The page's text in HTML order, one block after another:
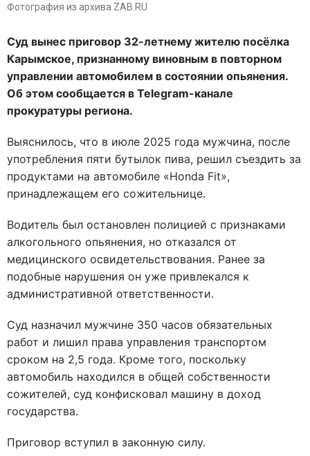
Фотография из архива ZAB.RU
Суд вынес приговор 32-летнему жителю посёлка
Карымское, признанному виновным в повторном
управлении автомобилем в состоянии опьянения.
Об этом сообщается в Telegram-канале
прокуратуры региона.
Выяснилось, что в июле 2025 года мужчина, после
употребления пяти бутылок пива, решил съездить за
продуктами на автомобиле «Honda Fit»,
принадлежащем его сожительнице.
Водитель был остановлен полицией с признаками
алкогольного опьянения, но отказался от
медицинского освидетельствования. Ранее за
подобные нарушения он уже привлекался к
административной ответственности.
Суд назначил мужчине 350 часов обязательных
работ и лишил права управления транспортом
сроком на 2,5 года. Кроме того, поскольку
автомобиль находился в общей собственности
сожителей, суд конфисковал машину в доход
государства.
Приговор вступил в законную силу.